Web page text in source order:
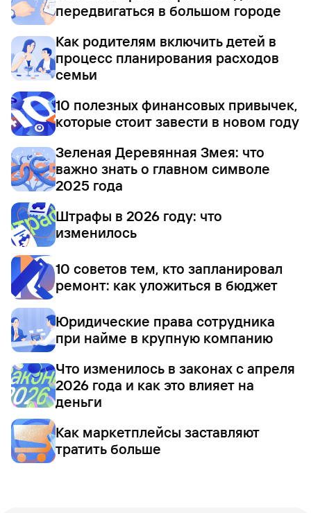
передвигаться в большом городе
Как родителям включить детей в
процесс планирования расходов
семьи
10 полезных финансовых привычек,
которые стоит завести в новом году
Зеленая Деревянная Змея: что
важно знать о главном символе
2025 года
Штрафы в 2026 году: что
изменилось
10 советов тем, кто запланировал
ремонт: как уложиться в бюджет
Юридические права сотрудника
при найме в крупную компанию
Что изменилось в законах с апреля
2026 года и как это влияет на
деньги
Как маркетплейсы заставляют
тратить больше